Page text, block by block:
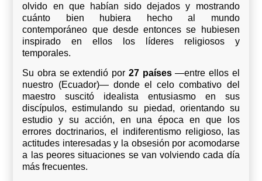
olvido en que habían sido dejados y mostrando
cuánto bien hubiera hecho al mundo
contemporáneo que desde entonces se hubiesen
inspirado en ellos los líderes religiosos y
temporales.
Su obra se extendió por 27 países—entre ellos el
nuestro (Ecuador)— donde el celo combativo del
maestro suscitó idealista entusiasmo en sus
discípulos, estimulando su piedad, orientando su
estudio y su acción, en una época en que los
errores doctrinarios, el indiferentismo religioso, las
actitudes interesadas y la obsesión por acomodarse
a las peores situaciones se van volviendo cada día
más frecuentes.